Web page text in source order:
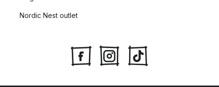
Nordic Nest outlet